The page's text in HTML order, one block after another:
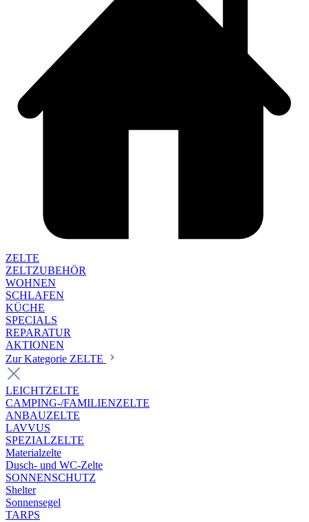
ZELTE
ZELTZUBEHÖR
WOHNEN
SCHLAFEN
KÜCHE
SPECIALS
REPARATUR
AKTIONEN
Zur Kategorie ZELTE
LEICHTZELTE
CAMPING-/FAMILIENZELTE
ANBAUZELTE
LAVVUS
SPEZIALZELTE
Materialzelte
Dusch- und WC-Zelte
SONNENSCHUTZ
Shelter
Sonnensegel
TARPS